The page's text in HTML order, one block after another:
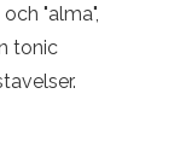
"alma",
tonic